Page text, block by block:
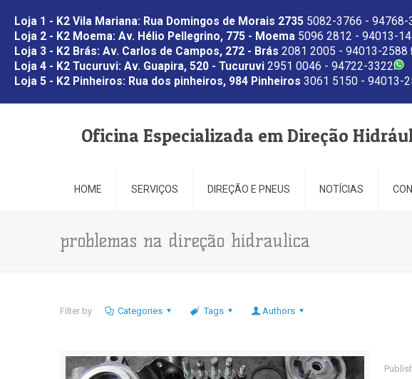
Loja 1 - K2 Vila Mariana: Rua Domingos de Morais 2735 5082-3766 - 94768-
Loja 2 - K2 Moema: Av. Hélio Pellegrino, 775 - Moema 5096 2812 - 94013-
Loja 3 - K2 Brás: Av. Carlos de Campos, 272 - Brás 2081 2005 - 94013-2588
Loja 4 - K2 Tucuruvi: Av. Guapira, 520 - Tucuruvi 2951 0046 - 94722-3322
Loja 5 - K2 Pinheiros: Rua dos pinheiros, 984 Pinheiros 3061 5150 - 94013-
Oficina Especializada em Direção
HOME SERVIÇOS DIREÇÃO E PNEUS NOTÍCIAS
problemas na direção hidraulica
Filter by Categories Tags Authors